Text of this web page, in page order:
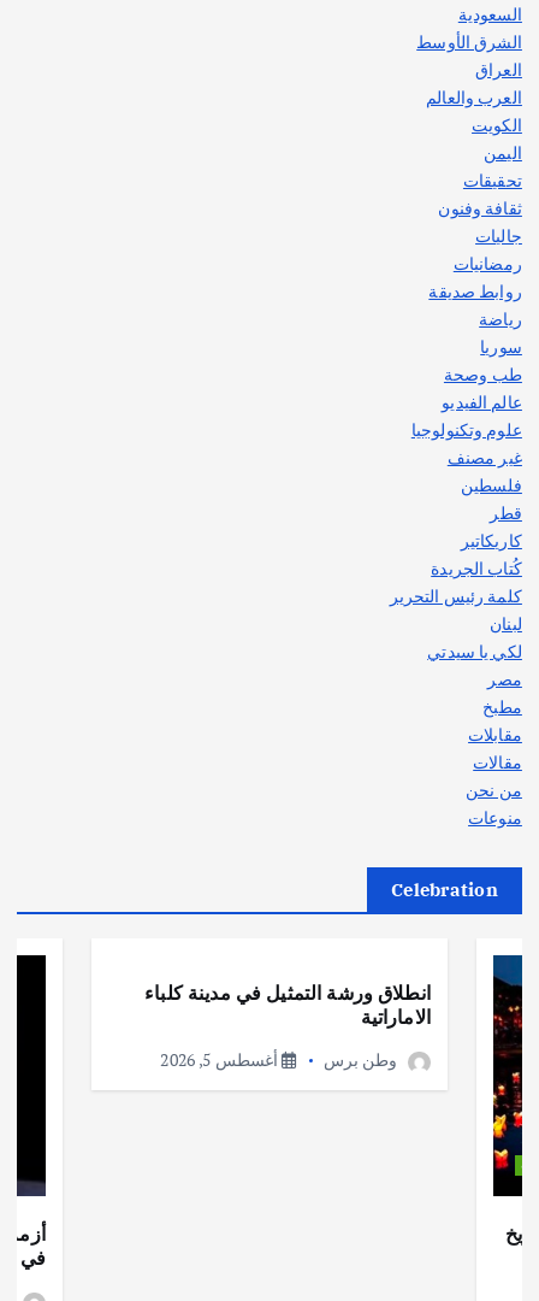
السعودية
الشرق الأوسط
العراق
العرب والعالم
الكويت
اليمن
تحقيقات
ثقافة وفنون
جاليات
رمضانيات
روابط صديقة
رياضة
سوريا
طب وصحة
عالم الفيديو
علوم وتكنولوجيا
غير مصنف
فلسطين
قطر
كاريكاتير
كُتاب الجريدة
كلمة رئيس التحرير
لبنان
لكي يا سيدتي
مصر
مطبخ
مقابلات
مقالات
من نحن
منوعات
Celebration
انطلاق ورشة التمثيل في مدينة كلباء
الاماراتية
وطن برس أغسطس 5, 2026
أزمة
في